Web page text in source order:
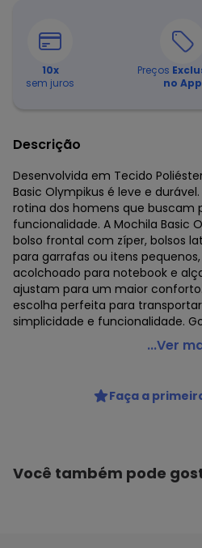
10x
sem juros
Preços
no App
Descrição
Desenvolvida em Tecido
Basic Olympikus é leve e
rotina dos homens que buscam
funcionalidade. A Mochila Basic
bolso frontal com zíper, bolsos
para garrafas ou itens
acolchoado para notebook e
ajustam para um maior
escolha perfeita para
simplicidade e funcionalidade.
Olympikus - Mochila Olympikus
MODELO : 0233823
REFERENCIA : OIWB23823
laterais em mesh para garrafas
MEDIDAS : Alt = 440cm Comp=
...Ver
Faça a
Você também pode